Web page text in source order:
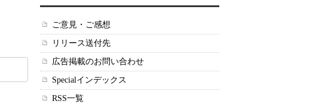
ご意見・ご感想
リリース送付先
広告掲載のお問い合わせ
Specialインデックス
RSS一覧